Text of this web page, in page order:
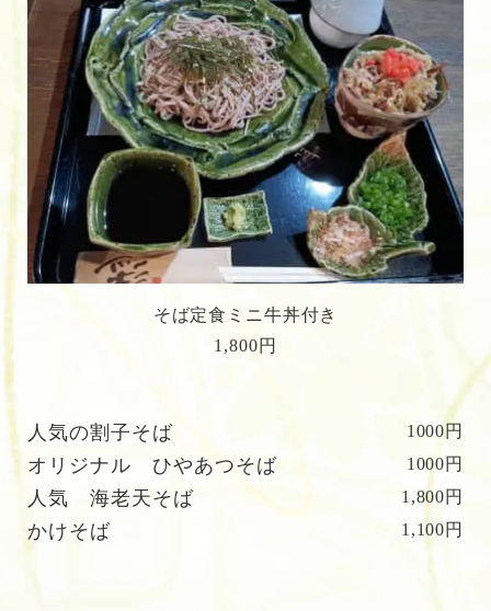
そば定食ミニ牛丼付き
1,800円
人気の割子そば 1000円
オリジナル ひやあつそば 1000円
人気 海老天そば 1,800円
かけそば 1,100円